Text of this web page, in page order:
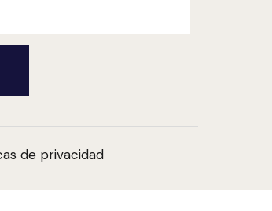
de privacidad